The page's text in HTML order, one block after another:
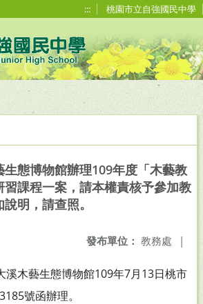
::: 桃園市立自強國民中學
態博物館辦理109年度「木藝教
課程一案，請本權責核予參加教
明，請查照。
發布單位： 教務處 |
溪木藝生態博物館109年7月13日桃市
號函辦理。